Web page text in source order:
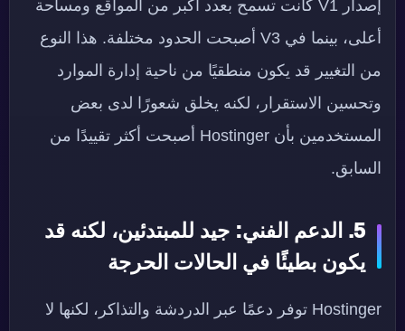
إصدار V1 كانت تسمح بعدد أكبر من المواقع ومساحة
أعلى، بينما في V3 أصبحت الحدود مختلفة. هذا النوع
من التغيير قد يكون منطقيًا من ناحية إدارة الموارد
وتحسين الاستقرار، لكنه يخلق شعورًا لدى بعض
المستخدمين بأن Hostinger أصبحت أكثر تقييدًا من
السابق.
5. الدعم الفني: جيد للمبتدئين، لكنه قد
يكون بطيئًا في الحالات الحرجة
Hostinger توفر دعمًا عبر الدردشة والتذاكر، لكنها لا